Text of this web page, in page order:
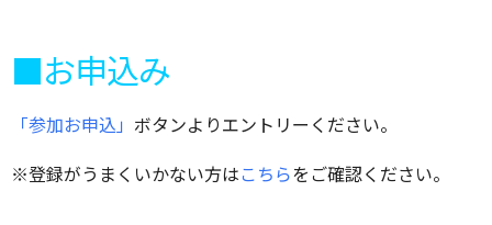
■お申込み
「参加お申込」 ボタンよりエントリーください。
※登録がうまくいかない方はこちらをご確認ください。